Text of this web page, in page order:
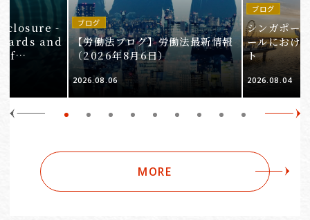
-
and
of
ブログ
【労働法ブログ】労働法最新情報
（2026年8月6日）
2026.08.06
ブログ
シンガポー
ールにおけ
ト
2026.08.04
MORE